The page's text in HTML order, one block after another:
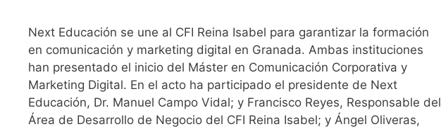
Next Educación se une al CFI Reina Isabel para garantizar la formación
en comunicación y marketing digital en Granada. Ambas instituciones
han presentado el inicio del Máster en Comunicación Corporativa y
Marketing Digital. En el acto ha participado el presidente de Next
Educación, Dr. Manuel Campo Vidal; y Francisco Reyes, Responsable del
Área de Desarrollo de Negocio del CFI Reina Isabel; y Ángel Oliveras,